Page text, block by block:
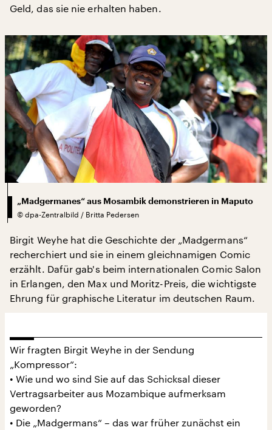
Geld, das sie nie erhalten haben.
„Madgermanes“ aus Mosambik demonstrieren in Maputo
© dpa-Zentralbild / Britta Pedersen
Birgit Weyhe hat die Geschichte der „Madgermans“
recherchiert und sie in einem gleichnamigen Comic
erzählt. Dafür gab's beim internationalen Comic Salon
in Erlangen, den Max und Moritz-Preis, die wichtigste
Ehrung für graphische Literatur im deutschen Raum.
Wir fragten Birgit Weyhe in der Sendung
„Kompressor“:
• Wie und wo sind Sie auf das Schicksal dieser
Vertragsarbeiter aus Mozambique aufmerksam
geworden?
• Die „Madgermans“ – das war früher zunächst ein